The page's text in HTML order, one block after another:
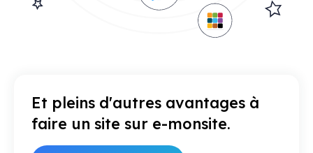
Et pleins d'autres avantages à
faire un site sur e-monsite.